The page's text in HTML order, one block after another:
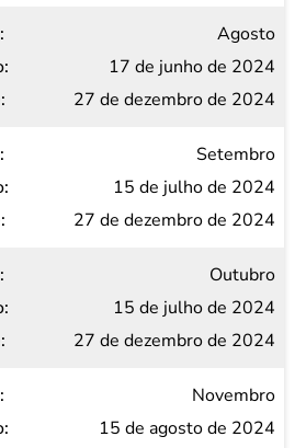
Agosto
17 de junho de 2024
27 de dezembro de 2024
Setembro
15 de julho de 2024
27 de dezembro de 2024
Outubro
15 de julho de 2024
27 de dezembro de 2024
Novembro
15 de agosto de 2024